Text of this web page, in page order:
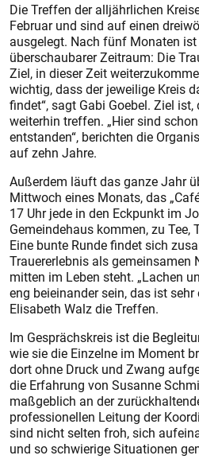
Die Treffen der alljährlichen
Februar und sind auf einen
ausgelegt. Nach fünf Monaten
überschaubarer Zeitraum: Die
Ziel, in dieser Zeit
wichtig, dass der jeweilige Kreis
findet“, sagt Gabi Goebel. Ziel
weiterhin treffen. „Hier sind
entstanden“, berichten die
auf zehn Jahre.
Außerdem läuft das ganze Jahr
Mittwoch eines Monats, das
17 Uhr jede in den Eckpunkt im
Gemeindehaus kommen, zu Tee,
Eine bunte Runde findet sich
Trauererlebnis als gemeinsamen
mitten im Leben steht. „Lachen
eng beieinander sein, das ist sehr
Elisabeth Walz die Treffen.
Im Gesprächskreis ist die
wie sie die Einzelne im Moment
dort ohne Druck und Zwang
die Erfahrung von Susanne
maßgeblich an der
professionellen Leitung der
sind nicht selten froh, sich
und so schwierige Situationen